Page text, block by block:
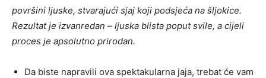
površini ljuske, stvarajući sjaj koji podsjeća na šljokice.
Rezultat je izvanredan – ljuska blista poput svile, a cijeli
proces je apsolutno prirodan.
Da biste napravili ova spektakularna jaja, trebat će vam